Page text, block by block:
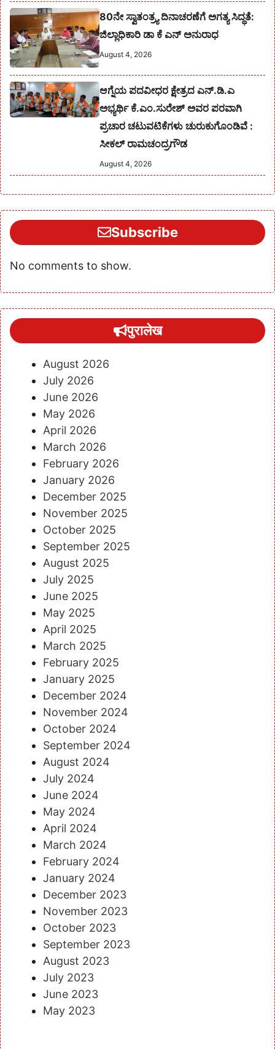
80ನೇ ಸ್ವಾತಂತ್ರ್ಯ ದಿನಾಚರಣೆಗೆ ಅಗತ್ಯ ಸಿದ್ಧತೆ:
ಜಿಲ್ಲಾಧಿಕಾರಿ ಡಾ ಕೆ ಎನ್ ಅನುರಾಧ
August 4, 2026
ಆಗ್ನೆಯ ಪದವೀಧರ ಕ್ಷೇತ್ರದ ಎನ್.ಡಿ.ಎ
ಅಭ್ಯರ್ಥಿ ಕೆ.ಎಂ.ಸುರೇಶ್‌ ಅವರ ಪರವಾಗಿ
ಪ್ರಚಾರ ಚಟುವಟಿಕೆಗಳು ಚುರುಕುಗೊಂಡಿವೆ :
ಸೀಕಲ್ ರಾಮಚಂದ್ರಗೌಡ
August 4, 2026
Subscribe
No comments to show.
पुरालेख
August 2026
July 2026
June 2026
May 2026
April 2026
March 2026
February 2026
January 2026
December 2025
November 2025
October 2025
September 2025
August 2025
July 2025
June 2025
May 2025
April 2025
March 2025
February 2025
January 2025
December 2024
November 2024
October 2024
September 2024
August 2024
July 2024
June 2024
May 2024
April 2024
March 2024
February 2024
January 2024
December 2023
November 2023
October 2023
September 2023
August 2023
July 2023
June 2023
May 2023